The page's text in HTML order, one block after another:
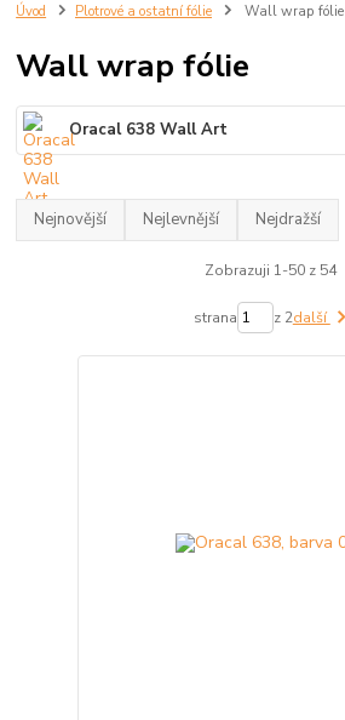
Úvod Plotrové a ostatní fólie Wall wrap fólie
Wall wrap fólie
Oracal 638 Wall Art
Nejnovější Nejlevnější Nejdražší
Zobrazuji 1-50 z 54
strana z 2další